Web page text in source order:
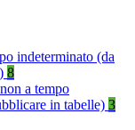
indeterminato (da
8
a tempo
in tabelle) 3